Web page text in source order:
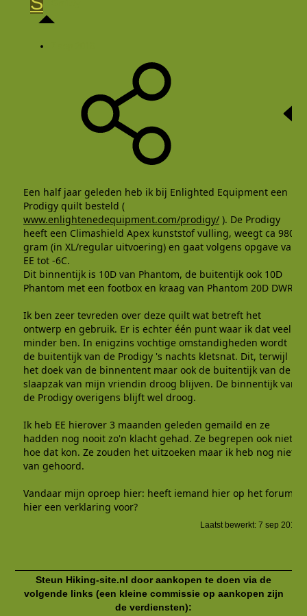
Een half jaar geleden heb ik bij Enlighted Equipment een
Prodigy quilt besteld (
www.enlightenedequipment.com/prodigy/ ). De Prodigy
heeft een Climashield Apex kunststof vulling, weegt ca 980
gram (in XL/regular uitvoering) en gaat volgens opgave van
EE tot -6C.
Dit binnentijk is 10D van Phantom, de buitentijk ook 10D
Phantom met een footbox en kraag van Phantom 20D DWR.
Ik ben zeer tevreden over deze quilt wat betreft het
ontwerp en gebruik. Er is echter één punt waar ik dat veel
minder ben. In enigzins vochtige omstandigheden wordt
de buitentijk van de Prodigy 's nachts kletsnat. Dit, terwijl
het doek van de binnentent maar ook de buitentijk van de
slaapzak van mijn vriendin droog blijven. De binnentijk van
de Prodigy overigens blijft wel droog.
Ik heb EE hierover 3 maanden geleden gemaild en ze
hadden nog nooit zo'n klacht gehad. Ze begrepen ook niet
hoe dat kon. Ze zouden het uitzoeken maar ik heb nog niets
van gehoord.
Vandaar mijn oproep hier: heeft iemand hier op het forum
hier een verklaring voor?
Laatst bewerkt: 7 sep 2016
Steun Hiking-site.nl door aankopen te doen via de
volgende links (een kleine commissie op aankopen zijn
de verdiensten):